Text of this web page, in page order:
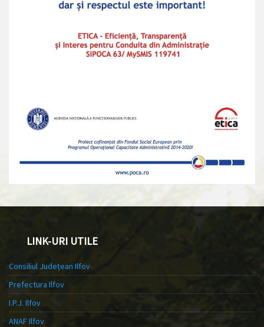
LINK-URI UTILE
Consiliul Județean Ilfov
Prefectura Ilfov
I.P.J. Ilfov
ANAF Ilfov